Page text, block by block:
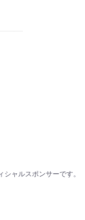
ャルスポンサーです。